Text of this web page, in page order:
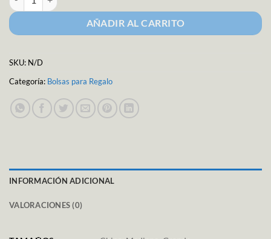
AÑADIR AL CARRITO
SKU: N/D
Categoría: Bolsas para Regalo
INFORMACIÓN ADICIONAL
VALORACIONES (0)